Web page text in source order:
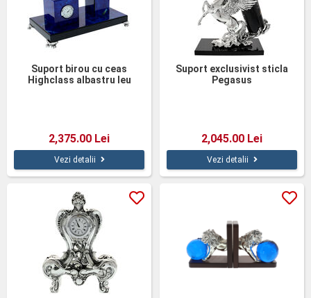
Suport birou cu ceas
Highclass albastru leu
2,375.00 Lei
Vezi detalii
Suport exclusivist sticla
Pegasus
2,045.00 Lei
Vezi detalii